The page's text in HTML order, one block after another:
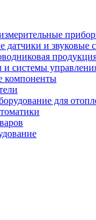
датчики и звуковые
и системы
компоненты
для